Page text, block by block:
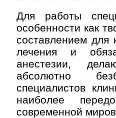
Для работы
особенности как
составлением для
лечения и
анестезии,
абсолютно
специалистов
наиболее
современной